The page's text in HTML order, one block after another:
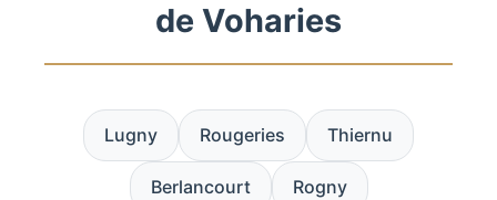
de Voharies
Lugny Rougeries Thiernu
Berlancourt Rogny